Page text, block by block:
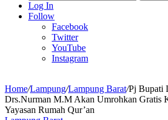
Log In
Follow
Facebook
Twitter
YouTube
Instagram
Home/Lampung/Lampung Barat/Pj Bupati
Drs.Nurman M.M Akan Umrohkan Gratis
Yayasan Rumah Qur’an